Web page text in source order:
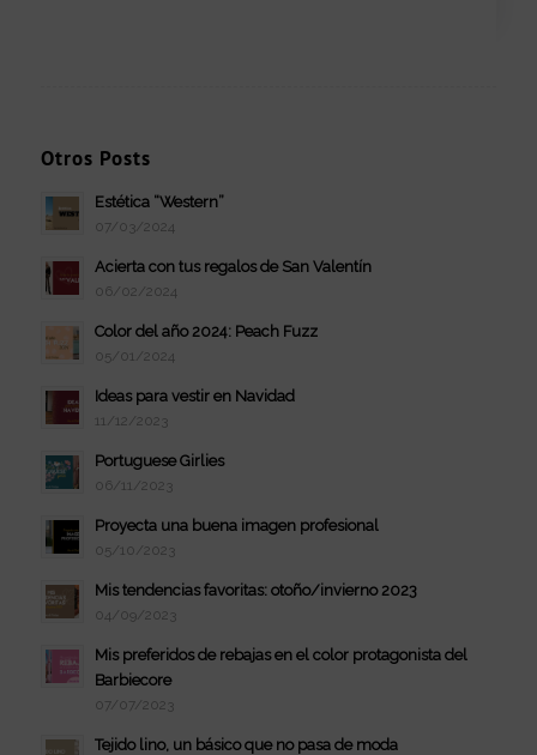
Otros Posts
Estética “Western”
07/03/2024
Acierta con tus regalos de San Valentín
06/02/2024
Color del año 2024: Peach Fuzz
05/01/2024
Ideas para vestir en Navidad
11/12/2023
Portuguese Girlies
06/11/2023
Proyecta una buena imagen profesional
05/10/2023
Mis tendencias favoritas: otoño/invierno 2023
04/09/2023
Mis preferidos de rebajas en el color protagonista del
Barbiecore
07/07/2023
Tejido lino, un básico que no pasa de moda